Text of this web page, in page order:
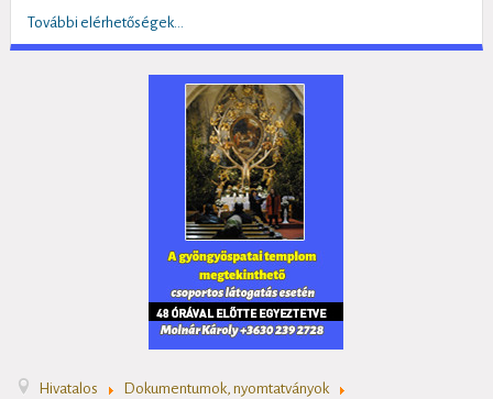
További elérhetőségek...
Hivatalos
Dokumentumok, nyomtatványok